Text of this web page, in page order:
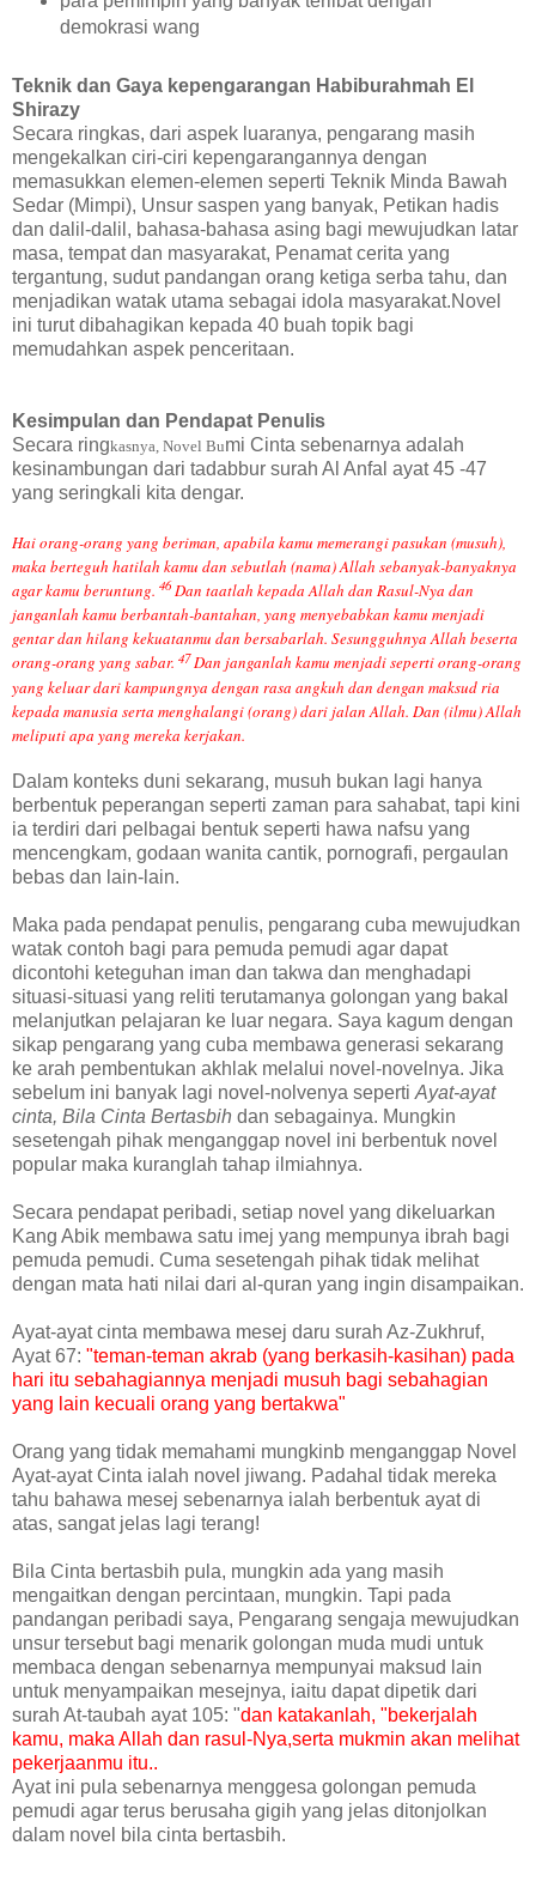
demokrasi wang
Teknik dan Gaya kepengarangan Habiburahmah El
Shirazy
Secara ringkas, dari aspek luaranya, pengarang masih
mengekalkan ciri-ciri kepengarangannya dengan
memasukkan elemen-elemen seperti Teknik Minda Bawah
Sedar (Mimpi), Unsur saspen yang banyak, Petikan hadis
dan dalil-dalil, bahasa-bahasa asing bagi mewujudkan latar
masa, tempat dan masyarakat, Penamat cerita yang
tergantung, sudut pandangan orang ketiga serba tahu, dan
menjadikan watak utama sebagai idola masyarakat.Novel
ini turut dibahagikan kepada 40 buah topik bagi
memudahkan aspek penceritaan.
Kesimpulan dan Pendapat Penulis
Secara ringkasnya, Novel Bumi Cinta sebenarnya adalah
kesinambungan dari tadabbur surah Al Anfal ayat 45 -47
yang seringkali kita dengar.
Hai orang-orang yang beriman, apabila kamu memerangi pasukan (musuh),
maka berteguh hatilah kamu dan sebutlah (nama) Allah sebanyak-banyaknya
agar kamu beruntung. 46 Dan taatlah kepada Allah dan Rasul-Nya dan
janganlah kamu berbantah-bantahan, yang menyebabkan kamu menjadi
gentar dan hilang kekuatanmu dan bersabarlah. Sesungguhnya Allah beserta
orang-orang yang sabar. 47Dan janganlah kamu menjadi seperti orang-orang
yang keluar dari kampungnya dengan rasa angkuh dan dengan maksud ria
kepada manusia serta menghalangi (orang) dari jalan Allah. Dan (ilmu) Allah
meliputi apa yang mereka kerjakan.
Dalam konteks duni sekarang, musuh bukan lagi hanya
berbentuk peperangan seperti zaman para sahabat, tapi kini
ia terdiri dari pelbagai bentuk seperti hawa nafsu yang
mencengkam, godaan wanita cantik, pornografi, pergaulan
bebas dan lain-lain.
Maka pada pendapat penulis, pengarang cuba mewujudkan
watak contoh bagi para pemuda pemudi agar dapat
dicontohi keteguhan iman dan takwa dan menghadapi
situasi-situasi yang reliti terutamanya golongan yang bakal
melanjutkan pelajaran ke luar negara. Saya kagum dengan
sikap pengarang yang cuba membawa generasi sekarang
ke arah pembentukan akhlak melalui novel-novelnya. Jika
sebelum ini banyak lagi novel-nolvenya seperti Ayat-ayat
cinta, Bila Cinta Bertasbih dan sebagainya. Mungkin
sesetengah pihak menganggap novel ini berbentuk novel
popular maka kuranglah tahap ilmiahnya.
Secara pendapat peribadi, setiap novel yang dikeluarkan
Kang Abik membawa satu imej yang mempunya ibrah bagi
pemuda pemudi. Cuma sesetengah pihak tidak melihat
dengan mata hati nilai dari al-quran yang ingin disampaikan.
Ayat-ayat cinta membawa mesej daru surah Az-Zukhruf,
Ayat 67: "teman-teman akrab (yang berkasih-kasihan) pada
hari itu sebahagiannya menjadi musuh bagi sebahagian
yang lain kecuali orang yang bertakwa"
Orang yang tidak memahami mungkinb menganggap Novel
Ayat-ayat Cinta ialah novel jiwang. Padahal tidak mereka
tahu bahawa mesej sebenarnya ialah berbentuk ayat di
atas, sangat jelas lagi terang!
Bila Cinta bertasbih pula, mungkin ada yang masih
mengaitkan dengan percintaan, mungkin. Tapi pada
pandangan peribadi saya, Pengarang sengaja mewujudkan
unsur tersebut bagi menarik golongan muda mudi untuk
membaca dengan sebenarnya mempunyai maksud lain
untuk menyampaikan mesejnya, iaitu dapat dipetik dari
surah At-taubah ayat 105: "dan katakanlah, "bekerjalah
kamu, maka Allah dan rasul-Nya,serta mukmin akan melihat
pekerjaanmu itu..
Ayat ini pula sebenarnya menggesa golongan pemuda
pemudi agar terus berusaha gigih yang jelas ditonjolkan
dalam novel bila cinta bertasbih.